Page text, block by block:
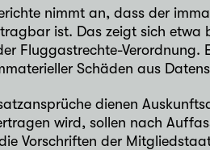
nimmt an, dass der
ist. Das zeigt sich etwa
Fluggastrechte-Verordnung.
Schäden aus
dienen
wird, sollen nach
Vorschriften der